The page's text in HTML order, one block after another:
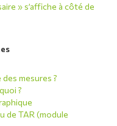
» s’affiche à côté de
mesures ?
?
de TAR (module